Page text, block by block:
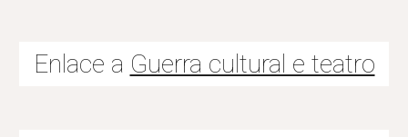
Enlace a Guerra cultural e teatro